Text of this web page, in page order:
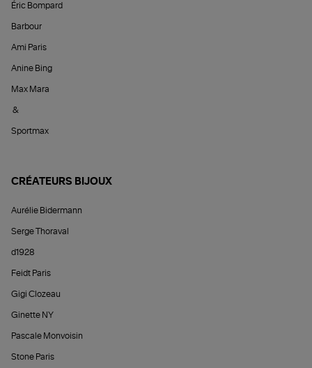
Éric Bompard
Barbour
Ami Paris
Anine Bing
Max Mara
&
Sportmax
CRÉATEURS BIJOUX
Aurélie Bidermann
Serge Thoraval
d1928
Feidt Paris
Gigi Clozeau
Ginette NY
Pascale Monvoisin
Stone Paris